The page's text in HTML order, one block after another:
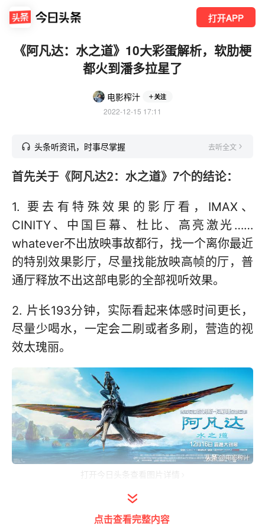
打开APP
《阿凡达：水之道》10大彩蛋解析，软肋梗
都火到潘多拉星了
电影榨汁 关注
2022-12-15 17:11
头条听资讯，时事尽掌握 去听全文
首先关于《阿凡达2：水之道》7个的结论：
1. 要去有特殊效果的影厅看，IMAX、
CINITY、中国巨幕、杜比、高亮激光……
whatever不出放映事故都行，找一个离你最近
的特别效果影厅，尽量找能放映高帧的厅，普
通厅释放不出这部电影的全部视听效果。
2. 片长193分钟，实际看起来体感时间更长，
尽量少喝水，一定会二刷或者多刷，营造的视
效太瑰丽。
打开今日头条查看图片详情
3. 全片剧情是很典型的三幕结构，第一幕在追
忆《阿凡达1》的情怀；第2幕比较疲软冗长；
点击查看完整内容